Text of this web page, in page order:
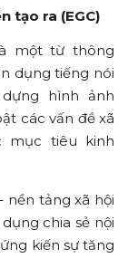
tạo ra (EGC)
một từ thông
dụng tiếng nói
hình ảnh
các vấn đề xã
mục tiêu kinh
nền tảng xã hội
chia sẻ nội
kiến sự tăng